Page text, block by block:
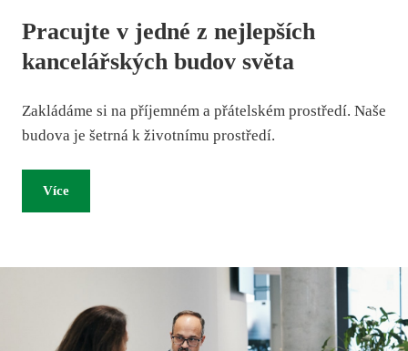
Pracujte v jedné z nejlepších
kancelářských budov světa
Zakládáme si na příjemném a přátelském prostředí. Naše
budova je šetrná k životnímu prostředí.
Více